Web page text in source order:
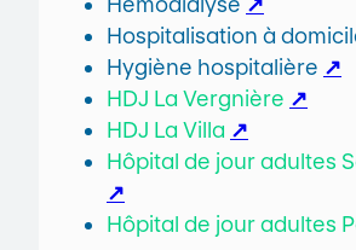
Hospitalisation à
Hygiène hospitalière ↗
HDJ La Vergnière ↗
HDJ La Villa ↗
Hôpital de jour adultes
↗
Hôpital de jour adultes